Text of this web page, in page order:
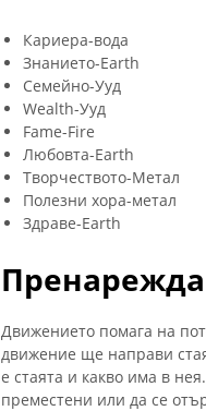
Кариера-вода
Знанието-Earth
Семейно-Ууд
Wealth-Ууд
Fame-Fire
Любовта-Earth
Творчеството-Метал
Полезни хора-метал
Здраве-Earth
Движението помага на
движение ще направи
е стаята и какво има в
преместени или да се